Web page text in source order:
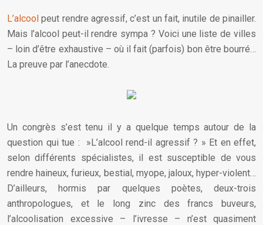
L’alcool peut rendre agressif, c’est un fait, inutile de pinailler.
Mais l’alcool peut-il rendre sympa ? Voici une liste de villes
– loin d’être exhaustive – où il fait (parfois) bon être bourré…
La preuve par l’anecdote.
Un congrès s’est tenu il y a quelque temps autour de la
question qui tue : »L’alcool rend-il agressif ? » Et en effet,
selon différents spécialistes, il est susceptible de vous
rendre haineux, furieux, bestial, myope, jaloux, hyper-violent…
D’ailleurs, hormis par quelques poètes, deux-trois
anthropologues, et le long zinc des francs buveurs,
l’alcoolisation excessive – l’ivresse – n’est quasiment